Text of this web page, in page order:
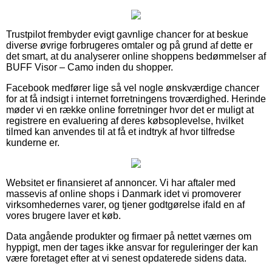
Trustpilot frembyder evigt gavnlige chancer for at beskue
diverse øvrige forbrugeres omtaler og på grund af dette er
det smart, at du analyserer online shoppens bedømmelser af
BUFF Visor – Camo inden du shopper.
Facebook medfører lige så vel nogle ønskværdige chancer
for at få indsigt i internet forretningens troværdighed. Herinde
møder vi en række online forretninger hvor det er muligt at
registrere en evaluering af deres købsoplevelse, hvilket
tilmed kan anvendes til at få et indtryk af hvor tilfredse
kunderne er.
Websitet er finansieret af annoncer. Vi har aftaler med
massevis af online shops i Danmark idet vi promoverer
virksomhedernes varer, og tjener godtgørelse ifald en af
vores brugere laver et køb.
Data angående produkter og firmaer på nettet værnes om
hyppigt, men der tages ikke ansvar for reguleringer der kan
være foretaget efter at vi senest opdaterede sidens data.